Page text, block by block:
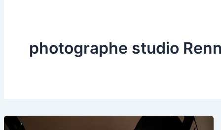
photographe studio